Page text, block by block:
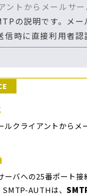
ントからメールサ
の説明です。メー
時に直接利用者
クライアントからメ
ーバへの25番ポート
SMTP-AUTHは、